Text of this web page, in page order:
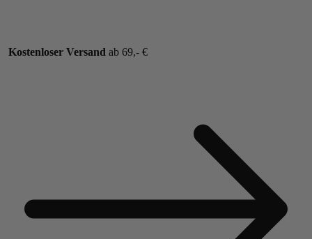
Kostenloser Versand ab 69,- €